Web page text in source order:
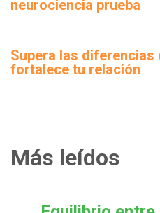
neurociencia prueba
Supera las diferencias
fortalece tu relación
Más leídos